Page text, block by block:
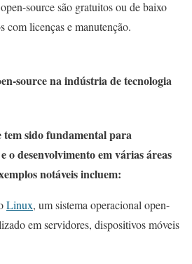
source são gratuitos ou de baixo
com licenças e manutenção.
source na indústria de tecnologia
tem sido fundamental para
o desenvolvimento em várias áreas
notáveis incluem:
Linux, um sistema operacional open-
em servidores, dispositivos móveis